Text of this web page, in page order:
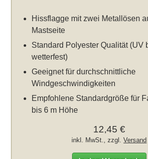
Hissflagge mit zwei Metallösen
Mastseite
Standard Polyester Qualität (UV
wetterfest)
Geeignet für durchschnittliche
Windgeschwindigkeiten
Empfohlene Standardgröße für
bis 6 m Höhe
12,45 €
inkl. MwSt., zzgl.Versand